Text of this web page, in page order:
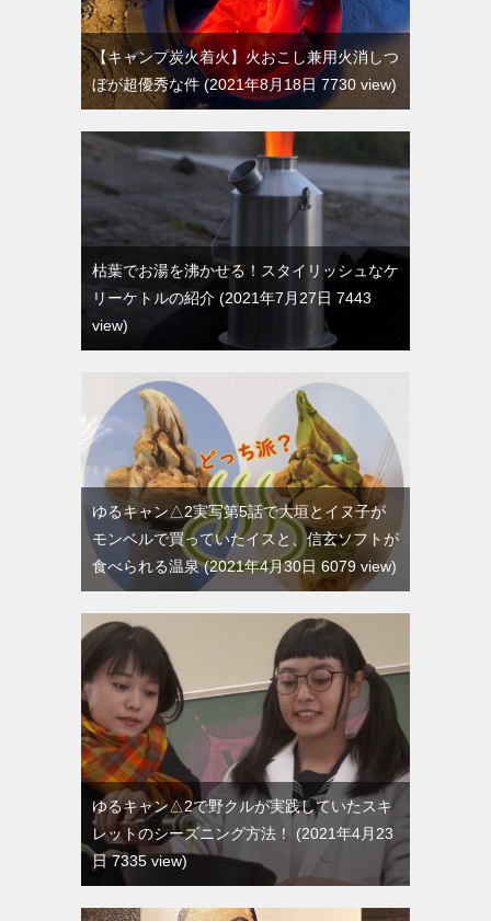
【キャンプ炭火着火】火おこし兼用火消しつ
ぼが超優秀な件 2021年8月18日 7730 view
枯葉でお湯を沸かせる！スタイリッシュなケ
リーケトルの紹介
2021年7月27日 7443
view
ゆるキャン△2実写第5話で大垣とイヌ子が
モンベルで買っていたイスと、信玄ソフトが
食べられる温泉 2021年4月30日 6079 view
ゆるキャン△2で野クルが実践していたスキ
レットのシーズニング方法！
2021年4月23
日 7335 view